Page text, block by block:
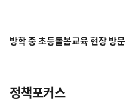
방학 중 초등돌봄교육 현장 방문
정책포커스